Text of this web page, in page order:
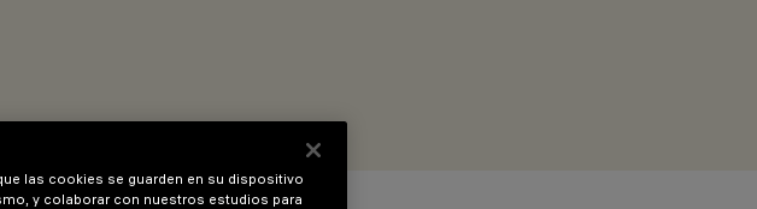
las cookies se guarden en su dispositivo
y colaborar con nuestros estudios para